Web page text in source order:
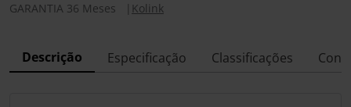
GARANTIA 36 Meses
Kolink
Descrição Especificação Classificações